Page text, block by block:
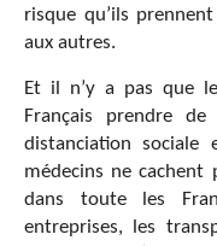
risque qu’ils
aux autres.
Et il n’y a pas que
Français prendre
distanciation sociale
médecins ne cachent
dans toute les
entreprises, les